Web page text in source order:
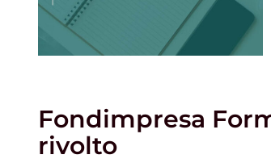
Fondimpresa
rivolto